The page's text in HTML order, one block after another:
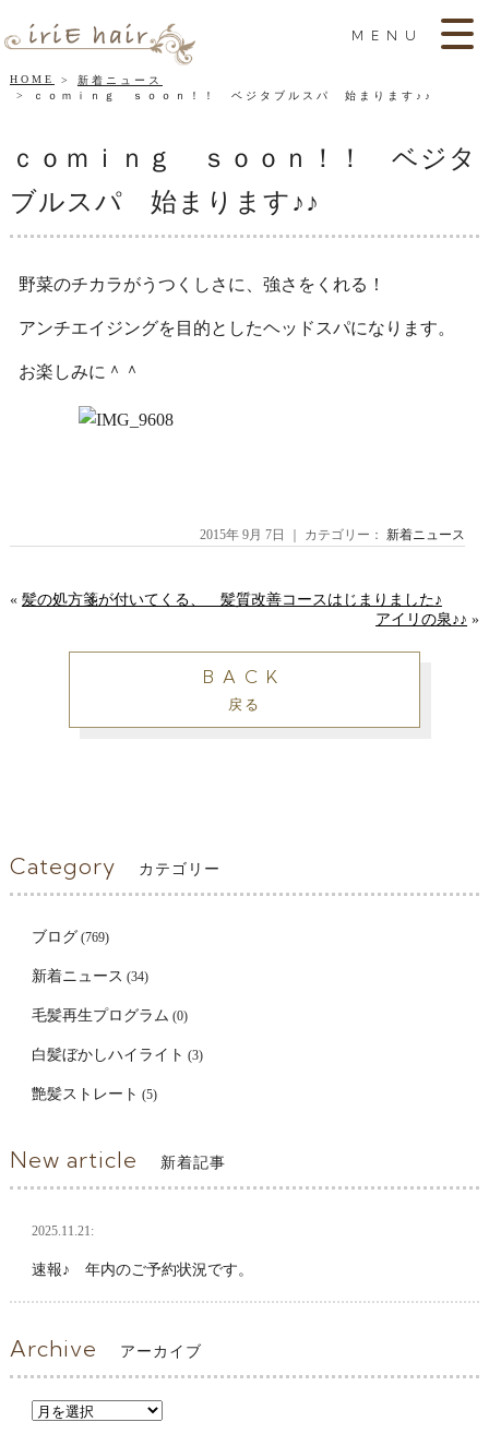
MENU
HOME
新着ニュース
ｃｏｍｉｎｇ ｓｏｏｎ！！ ベジタブルスパ 始まります♪♪
ｃｏｍｉｎｇ ｓｏｏｎ！！ ベジタ
ブルスパ 始まります♪♪
野菜のチカラがうつくしさに、強さをくれる！
アンチエイジングを目的としたヘッドスパになります。
お楽しみに＾＾
2015年 9月 7日 ｜ カテゴリー：新着ニュース
« 髪の処方箋が付いてくる、 髪質改善コースはじまりました♪
アイリの泉♪♪ »
BACK
戻る
Category カテゴリー
ブログ (769)
新着ニュース (34)
毛髪再生プログラム (0)
白髪ぼかしハイライト (3)
艶髪ストレート (5)
New article 新着記事
2025.11.21:
速報♪ 年内のご予約状況です。
Archive アーカイブ